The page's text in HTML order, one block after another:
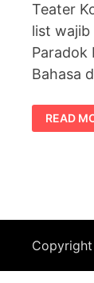
Teater
list
Paradok
Bahasa
TEATER
KOTAK
HITAM
READ